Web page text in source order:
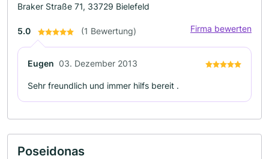
Braker Straße 71, 33729 Bielefeld
5.0 (1 Bewertung) Firma bewerten
Eugen 03. Dezember 2013
Sehr freundlich und immer hilfs bereit .
Poseidonas